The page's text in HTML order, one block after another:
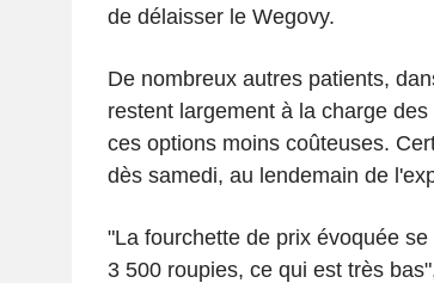
de délaisser le Wegovy.
De nombreux autres patients,
restent largement à la charge
ces options moins coûteuses.
dès samedi, au lendemain de
"La fourchette de prix évoquée
3 500 roupies, ce qui est très